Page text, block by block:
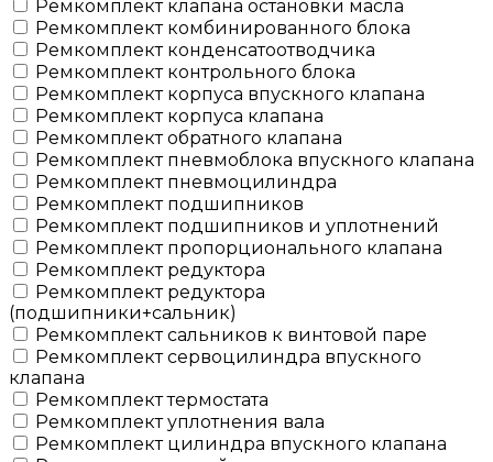
Ремкомплект клапана остановки масла
Ремкомплект комбинированного блока
Ремкомплект конденсатоотводчика
Ремкомплект контрольного блока
Ремкомплект корпуса впускного клапана
Ремкомплект корпуса клапана
Ремкомплект обратного клапана
Ремкомплект пневмоблока впускного клапана
Ремкомплект пневмоцилиндра
Ремкомплект подшипников
Ремкомплект подшипников и уплотнений
Ремкомплект пропорционального клапана
Ремкомплект редуктора
Ремкомплект редуктора
(подшипники+сальник)
Ремкомплект сальников к винтовой паре
Ремкомплект сервоцилиндра впускного
клапана
Ремкомплект термостата
Ремкомплект уплотнения вала
Ремкомплект цилиндра впускного клапана